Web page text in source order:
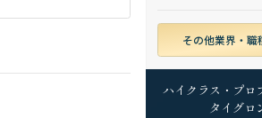
その他業界・
ハイクラス・プロ
タイグロ